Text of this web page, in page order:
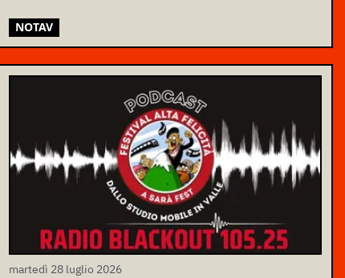
NOTAV
martedì 28 luglio 2026